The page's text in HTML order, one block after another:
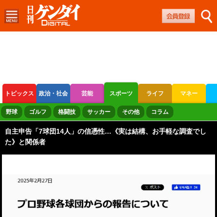
トピックス 政治・社会 芸能 スポーツ ライフ マネー
ボートレース 競輪 オートレース
野球 ゴルフ 格闘技 サッカー その他 コラム
自主申告「7球団14人」の信憑性…《実は結構、お手軽な調査でし
た》と関係者